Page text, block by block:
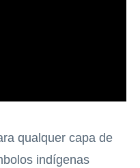
qualquer capa de
indígenas